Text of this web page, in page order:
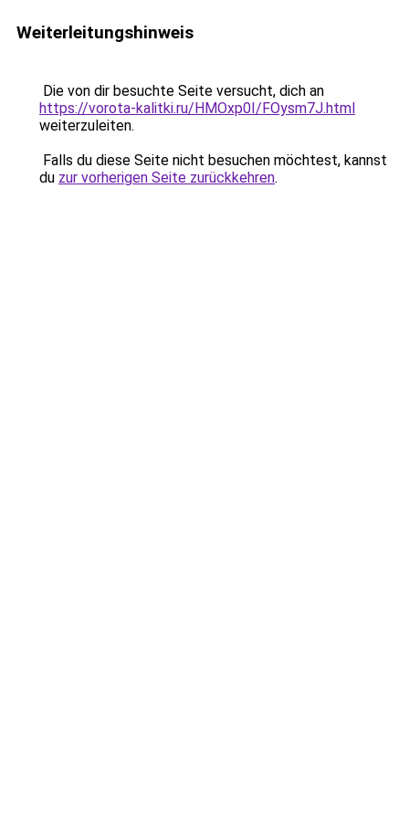
Weiterleitungshinweis
Die von dir besuchte Seite versucht, dich an
https://vorota-kalitki.ru/HMOxp0I/FOysm7J.html
weiterzuleiten.
Falls du diese Seite nicht besuchen möchtest, kannst
du zur vorherigen Seite zurückkehren.